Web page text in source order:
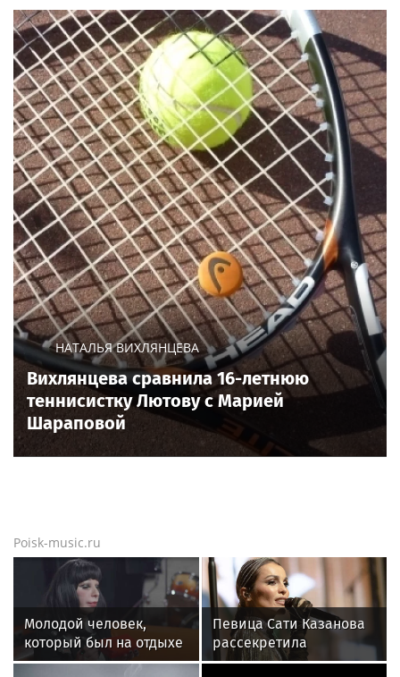
НАТАЛЬЯ ВИХЛЯНЦЕВА
Вихлянцева сравнила 16-летнюю
теннисистку Лютову с Марией
Шараповой
Poisk-music.ru
Молодой человек,
который был на отдыхе
с Агузаровой, опроверг
Певица Сати Казанова
рассекретила
«безгрешное, чистое,